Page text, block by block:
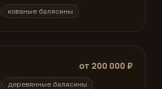
кованые балясины
от 200 000 ₽
деревянные балясины